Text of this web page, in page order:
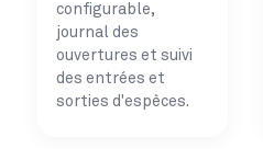
configurable,
journal des
ouvertures et suivi
des entrées et
sorties d'espèces.